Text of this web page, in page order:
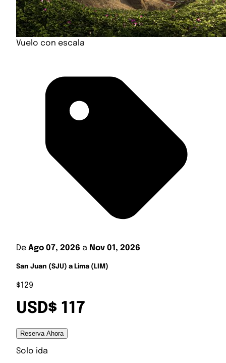
Vuelo con escala
De Ago 07, 2026 a Nov 01, 2026
San Juan (SJU) a Lima (LIM)
$129
USD$ 117
Reserva Ahora
Solo ida